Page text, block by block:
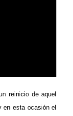
reinicio de aquel
en esta ocasión el